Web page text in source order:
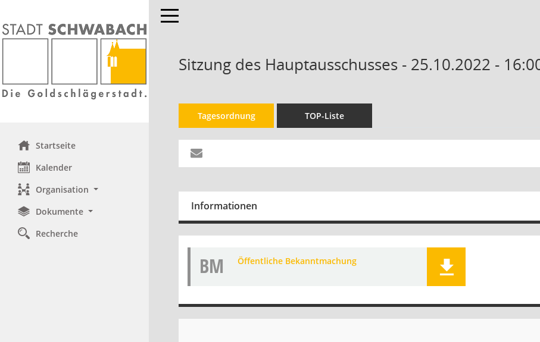
Startseite
Kalender
Organisation
Dokumente
Recherche
Toggle navigation
Sitzung des Hauptausschusses - 25.10.2022 -
Tagesordnung TOP-Liste
Informationen
BM Öffentliche Bekanntmachung